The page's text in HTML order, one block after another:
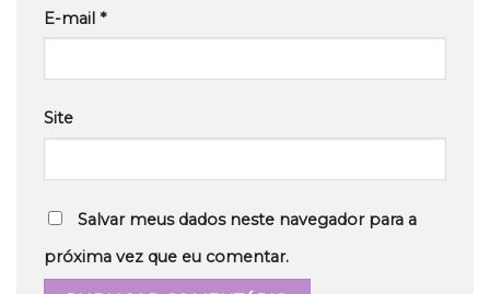
E-mail *
Site
Salvar meus dados neste navegador para a
próxima vez que eu comentar.